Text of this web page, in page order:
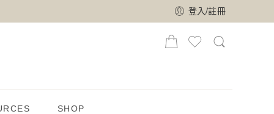
登入/註冊
SHOP